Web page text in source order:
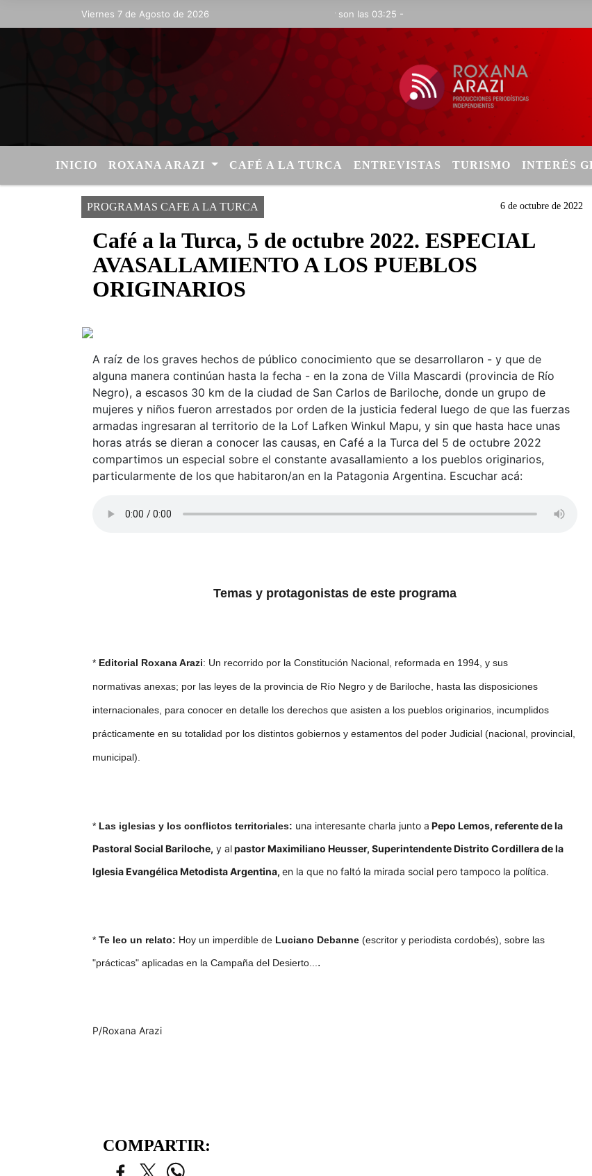
Viernes 7 de Agosto de 2026Hoy es Viernes 7 de Agosto de 2026 y son las 03:25 -
INICIO ROXANA ARAZI CAFÉ A LA TURCA ENTREVISTAS TURISMO INTERÉS
PROGRAMAS CAFE A LA TURCA 6 de octubre de 2022
Café a la Turca, 5 de octubre 2022. ESPECIAL
AVASALLAMIENTO A LOS PUEBLOS
ORIGINARIOS
A raíz de los graves hechos de público conocimiento que se desarrollaron - y que de
alguna manera continúan hasta la fecha - en la zona de Villa Mascardi (provincia de Río
Negro), a escasos 30 km de la ciudad de San Carlos de Bariloche, donde un grupo de
mujeres y niños fueron arrestados por orden de la justicia federal luego de que las fuerzas
armadas ingresaran al territorio de la Lof Lafken Winkul Mapu, y sin que hasta hace unas
horas atrás se dieran a conocer las causas, en Café a la Turca del 5 de octubre 2022
compartimos un especial sobre el constante avasallamiento a los pueblos originarios,
particularmente de los que habitaron/an en la Patagonia Argentina. Escuchar acá:
Temas y protagonistas de este programa
* Editorial Roxana Arazi: Un recorrido por la Constitución Nacional, reformada en 1994, y sus
normativas anexas; por las leyes de la provincia de Río Negro y de Bariloche, hasta las disposiciones
internacionales, para conocer en detalle los derechos que asisten a los pueblos originarios, incumplidos
prácticamente en su totalidad por los distintos gobiernos y estamentos del poder Judicial (nacional, provincial,
municipal).
* Las iglesias y los conflictos territoriales: una interesante charla junto a Pepo Lemos, referente de la
Pastoral Social Bariloche, y alpastor Maximiliano Heusser, Superintendente Distrito Cordillera de la
Iglesia Evangélica Metodista Argentina, en la que no faltó la mirada social pero tampoco la política.
* Te leo un relato: Hoy un imperdible de Luciano Debanne (escritor y periodista cordobés), sobre las
"prácticas" aplicadas en la Campaña del Desierto... .
P/Roxana Arazi
COMPARTIR: